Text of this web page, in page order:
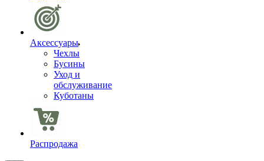
Аксессуары
Чехлы
Бусины
Уход и
обслуживание
Куботаны
Распродажа